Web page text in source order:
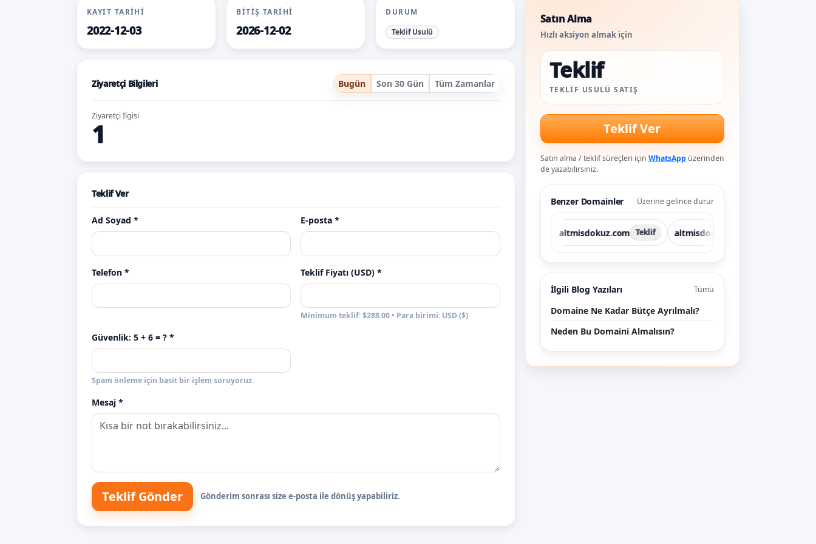
KAYIT TARIHI
2022-12-03
BITIŞ TARIHI
2026-12-02
DURUM
Teklif Usulü
Ziyaretçi Bilgileri Bugün Son 30 Gün Tüm Zamanlar
Ziyaretçi İlgisi
1
Teklif Ver
Ad Soyad * E-posta *
Telefon * Teklif Fiyatı (USD) *
Minimum teklif: $288.00 • Para birimi: USD ($)
Güvenlik: 5 + 6 = ? *
Spam önleme için basit bir işlem soruyoruz.
Mesaj *
Teklif Gönder Gönderim sonrası size e-posta ile dönüş yapabiliriz.
Satın Alma
Hızlı aksiyon almak için
Teklif
TEKLIF USULÜ SATIŞ
Teklif Ver
Satın alma / teklif süreçleri için WhatsAppüzerinden
de yazabilirsiniz.
Benzer Domainler Üzerine gelince durur
afyon.net Teklif altmisalti.com.tr Teklif altmisbes.com.tr Teklif altmisdokuz.com Teklif altmisdort.com
İlgili Blog Yazıları Tümü
Domaine Ne Kadar Bütçe Ayrılmalı?
Neden Bu Domaini Almalısın?